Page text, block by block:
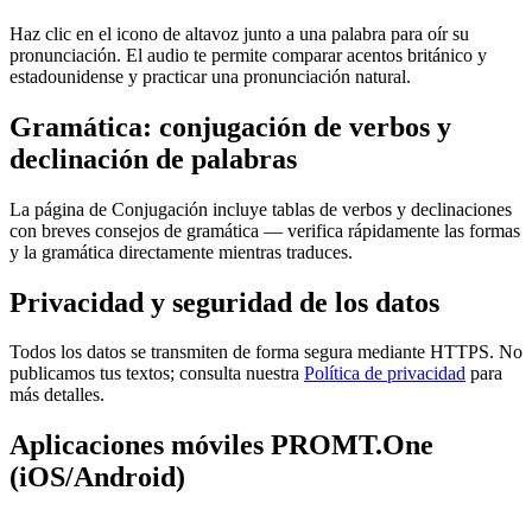
Haz clic en el icono de altavoz junto a una palabra para oír su
pronunciación. El audio te permite comparar acentos británico y
estadounidense y practicar una pronunciación natural.
Gramática: conjugación de verbos y
declinación de palabras
La página de Conjugación incluye tablas de verbos y declinaciones
con breves consejos de gramática — verifica rápidamente las formas
y la gramática directamente mientras traduces.
Privacidad y seguridad de los datos
Todos los datos se transmiten de forma segura mediante HTTPS. No
publicamos tus textos; consulta nuestra Política de privacidad para
más detalles.
Aplicaciones móviles PROMT.One
(iOS/Android)